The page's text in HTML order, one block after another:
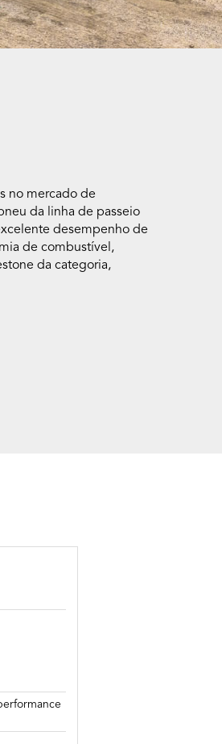
no mercado de
da linha de passeio
desempenho de
de combustível,
da categoria,